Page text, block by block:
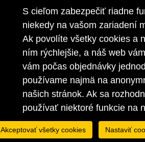
S cieľom zabezpečiť riadne
niekedy na vašom zariadení
Ak povolíte všetky cookies a
ním rýchlejšie, a náš web
vám počas objednávky
používame najmä na
našich stránok. Ak sa
používať niektoré funkcie na
Akceptovať všetky cookies Nastaviť